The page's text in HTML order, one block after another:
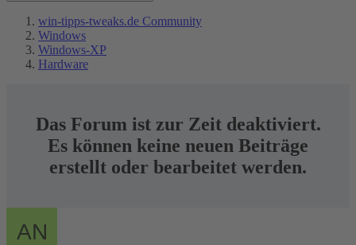
win-tipps-tweaks.de Community
Windows
Windows-XP
Hardware
Das Forum ist zur Zeit deaktiviert.
Es können keine neuen Beiträge
erstellt oder bearbeitet werden.